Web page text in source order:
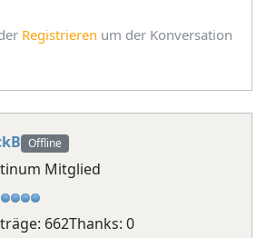
Registrieren um der Konversation
Offline
Mitglied
662Thanks: 0